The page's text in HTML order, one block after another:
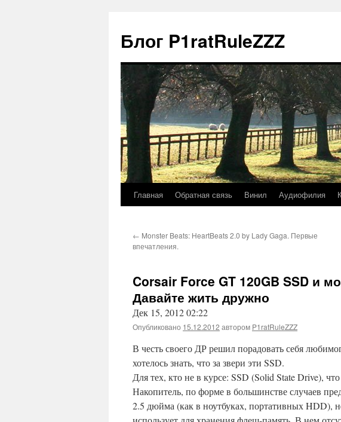
Блог P1ratRuleZZZ
Главная Обратная связь Винил Аудиофилия
← Monster Beats: HeartBeats 2.0 by Lady Gaga. Первые
впечатления.
Corsair Force GT 120GB SSD и
Давайте жить дружно
Дек 15, 2012 02:22
Опубликовано 15.12.2012 автором P1ratRuleZZZ
В честь своего ДР решил порадовать себя
хотелось знать, что за звери эти SSD.
Для тех, кто не в курсе: SSD (Solid State Drive),
Накопитель, по форме в большинстве случаев
2.5 дюйма (как в ноутбуках, портативных HDD),